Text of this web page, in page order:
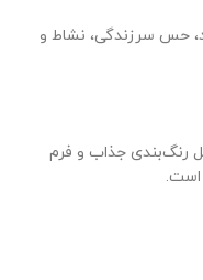
حس سرزندگی، نشاط و
رنگ‌بندی جذاب و فرم
است.